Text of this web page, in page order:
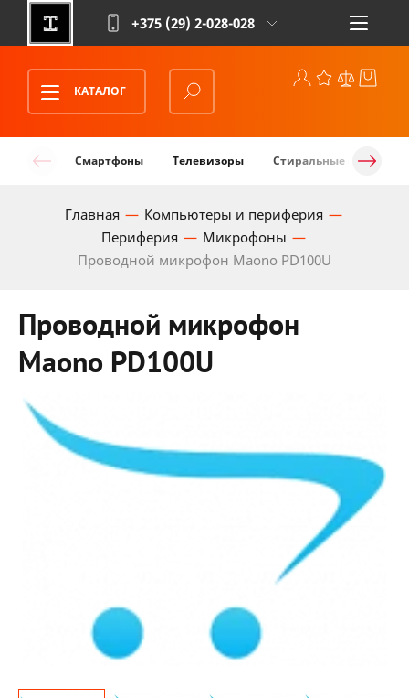
+375 (29) 2-028-028
КАТАЛОГ
Смартфоны Телевизоры Стиральные машины
Главная
Компьютеры и периферия
Периферия
Микрофоны
Проводной микрофон Maono PD100U
Проводной микрофон
Maono PD100U